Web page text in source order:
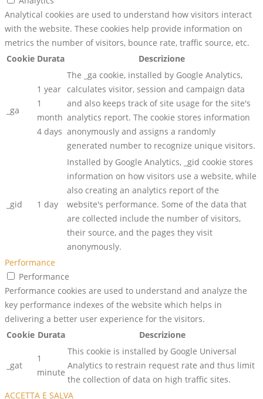
Analytical cookies are used to understand how visitors interact
with the website. These cookies help provide information on
metrics the number of visitors, bounce rate, traffic source, etc.
Cookie Durata Descrizione
_ga
1 year
1
month
4 days
The _ga cookie, installed by Google Analytics,
calculates visitor, session and campaign data
and also keeps track of site usage for the site's
analytics report. The cookie stores information
anonymously and assigns a randomly
generated number to recognize unique visitors.
_gid 1 day
Installed by Google Analytics, _gid cookie stores
information on how visitors use a website, while
also creating an analytics report of the
website's performance. Some of the data that
are collected include the number of visitors,
their source, and the pages they visit
anonymously.
Performance
Performance
Performance cookies are used to understand and analyze the
key performance indexes of the website which helps in
delivering a better user experience for the visitors.
Cookie Durata Descrizione
_gat
1
minute
This cookie is installed by Google Universal
Analytics to restrain request rate and thus limit
the collection of data on high traffic sites.
ACCETTA E SALVA